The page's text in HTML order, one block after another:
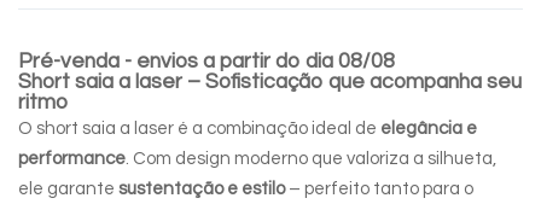
Pré-venda - envios a partir do dia 08/08
Short saia a laser – Sofisticação que acompanha seu
ritmo
O short saia a laser é a combinação ideal de elegância e
performance . Com design moderno que valoriza a silhueta,
ele garante sustentação e estilo – perfeito tanto para o